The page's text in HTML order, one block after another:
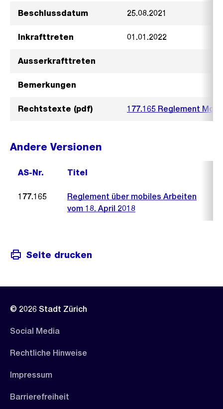
Beschlussdatum 25.08.2021
Inkrafttreten 01.01.2022
Ausserkrafttreten
Bemerkungen
Rechtstexte (pdf) 177.165 Reglement
Andere Versionen
AS-Nr. Titel
177.165
Reglement über mobiles Arbeiten
vom 18. April 2018
Seite drucken
© 2026 Stadt Zürich
Social Media
Rechtliche Hinweise
Impressum
Barrierefreiheit